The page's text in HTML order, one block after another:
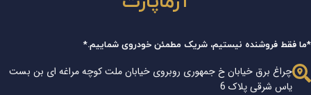
*ما فقط فروشنده نیستیم، شریک مطمئن خودروی شماییم.*
چراغ برق خیابان خ جمهوری روبروی خیابان ملت کوچه مراغه ای بن بست
یاس شرقی پلاک 6